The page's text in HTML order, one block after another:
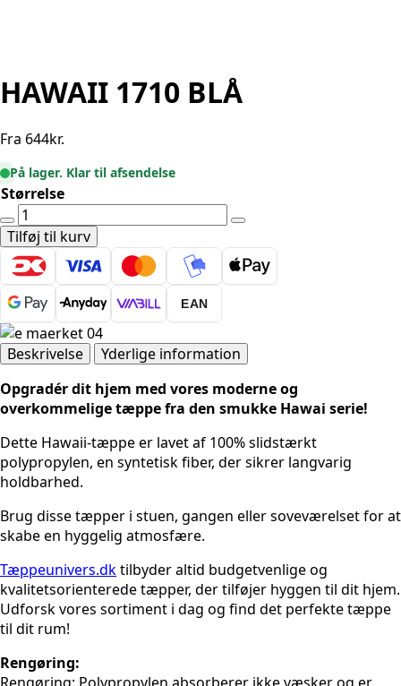
HAWAII 1710 BLÅ
Fra 644kr.
På lager. Klar til afsendelse
Størrelse
HAWAII
1710
BLÅ
antal
Tilføj til kurv
EAN
Beskrivelse
Yderlige information
Opgradér dit hjem med vores moderne og
overkommelige tæppe fra den smukke Hawai serie!
Dette Hawaii-tæppe er lavet af 100% slidstærkt
polypropylen, en syntetisk fiber, der sikrer langvarig
holdbarhed.
Brug disse tæpper i stuen, gangen eller soveværelset for at
skabe en hyggelig atmosfære.
Tæppeunivers.dktilbyder altid budgetvenlige og
kvalitetsorienterede tæpper, der tilføjer hyggen til dit hjem.
Udforsk vores sortiment i dag og find det perfekte tæppe
til dit rum!
Rengøring: